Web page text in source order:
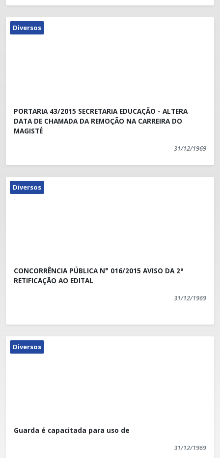
Diversos
PORTARIA 43/2015 SECRETARIA EDUCAÇÃO - ALTERA
DATA DE CHAMADA DA REMOÇÃO NA CARREIRA DO
MAGISTÉ
31/12/1969
Diversos
CONCORRÊNCIA PÚBLICA N° 016/2015 AVISO DA 2ª
RETIFICAÇÃO AO EDITAL
31/12/1969
Diversos
Guarda é capacitada para uso de
31/12/1969